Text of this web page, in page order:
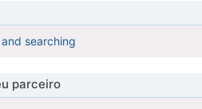
searching
parceiro